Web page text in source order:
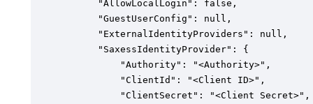
      "AllowLocalLogin": false,
      "GuestUserConfig": null,
      "ExternalIdentityProviders": null,
      "SaxessIdentityProvider": {
          "Authority": "<Authority>",
          "ClientId": "<Client ID>",
          "ClientSecret": "<Client Secret>",